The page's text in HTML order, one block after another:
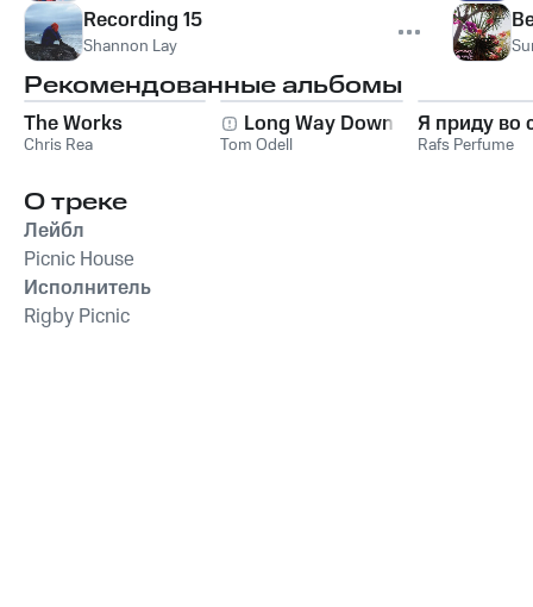
Recording 15
Shannon Lay
Рекомендованные альбомы
The Works
Chris Rea
Long Way Down
Tom Odell
Я приду во
Rafs Perfume
О треке
Лейбл
Picnic House
Исполнитель
Rigby Picnic